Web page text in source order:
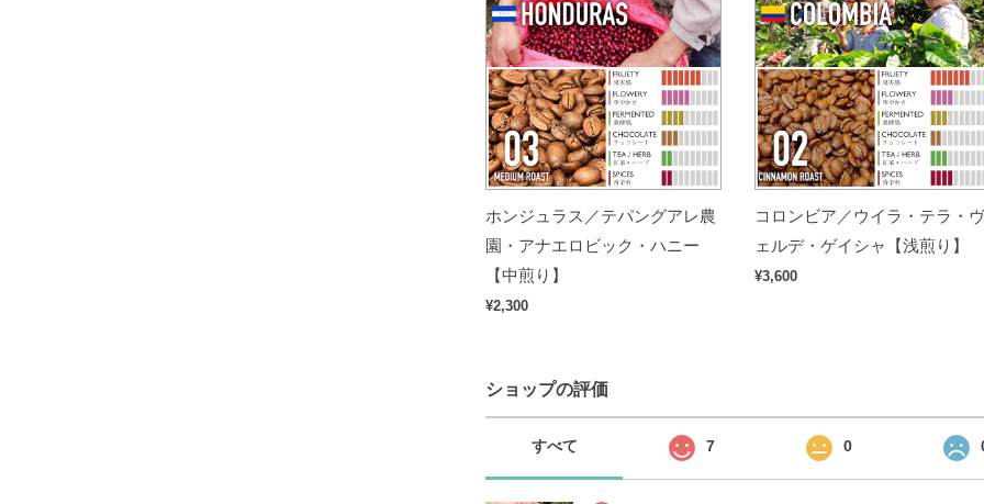
ホンジュラス／テパングアレ農
園・アナエロビック・ハニー
【中煎り】
¥2,300
コロンビア／ウイラ・テラ・ヴ
ェルデ・ゲイシャ【浅煎り】
¥3,600
ショップの評価
すべて 7 0